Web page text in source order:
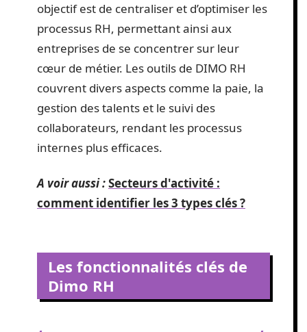
objectif est de centraliser et d’optimiser les
processus RH, permettant ainsi aux
entreprises de se concentrer sur leur
cœur de métier. Les outils de DIMO RH
couvrent divers aspects comme la paie, la
gestion des talents et le suivi des
collaborateurs, rendant les processus
internes plus efficaces.
A voir aussi :Secteurs d'activité :
comment identifier les 3 types clés ?
Les fonctionnalités clés de
Dimo RH